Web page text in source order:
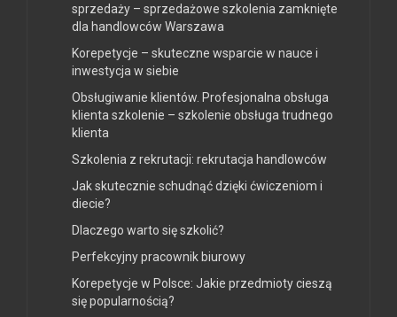
sprzedaży – sprzedażowe szkolenia zamknięte
dla handlowców Warszawa
Korepetycje – skuteczne wsparcie w nauce i
inwestycja w siebie
Obsługiwanie klientów. Profesjonalna obsługa
klienta szkolenie – szkolenie obsługa trudnego
klienta
Szkolenia z rekrutacji: rekrutacja handlowców
Jak skutecznie schudnąć dzięki ćwiczeniom i
diecie?
Dlaczego warto się szkolić?
Perfekcyjny pracownik biurowy
Korepetycje w Polsce: Jakie przedmioty cieszą
się popularnością?